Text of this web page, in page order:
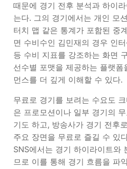
때문에 경기 전후 분석과 하이
는다. 그의 경기에서는 개인 모
터치 맵 같은 통계가 포함된 중
면 수비수인 김민재의 경우 인
등 수비 지표를 강조하는 화면
선수별 포맷을 제공하는 플랫
먼스를 더 깊게 이해할 수 있다.
무료로 경기를 보려는 수요도
은 프로모션이나 일부 경기의
기도 하고, 방송사가 경기 전후
주요 장면을 무료로 즐길 수 있
SNS에서는 경기 하이라이트와
므로 이를 통해 경기 흐름을 파